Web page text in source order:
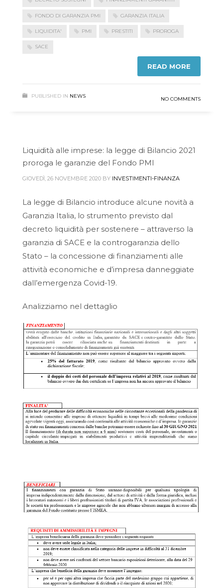
FONDO DI GARANZIA PMI GARANZIA ITALIA
LIQUIDITA' PMI PRESTITI PROROGA
SACE
READ MORE
PUBLISHED IN NEWS NO COMMENTS
Liquidità alle imprese: la legge di Bilancio 2021
proroga le garanzie del Fondo PMI
GIOVEDÌ, 26 NOVEMBRE 2020 BY INVESTIMENTI-FINANZA
La legge di Bilancio introduce alcune novità a
Garanzia Italia, lo strumento previsto dal
decreto liquidità per sostenere – attraverso la
garanzia di SACE e la controgaranzia dello
Stato – la concessione di finanziamenti alle
attività economiche e d’impresa danneggiate
dall’emergenza Covid-19.
Analizziamo nel dettaglio